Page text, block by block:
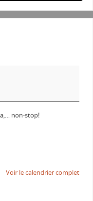
non-stop!
Voir le calendrier complet